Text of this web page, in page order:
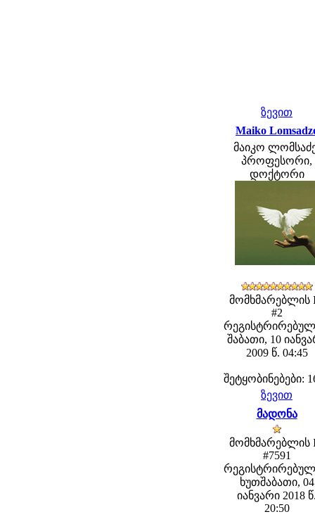
ზევით
Maiko
მაიკო
პროფესორი,
დოქტორი
მომხმარებლის
#2
შაბათი, 10
2009 წ. 04:45
შეტყობინებები:
ზევით
მადონა
მომხმარებლის
#7591
ხუთშაბათი, 04
იანვარი 2018
20:50